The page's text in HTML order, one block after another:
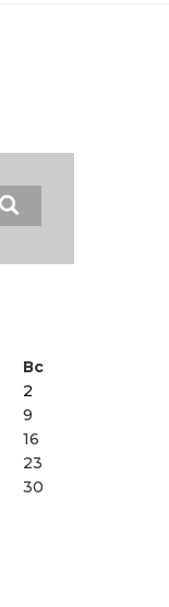
Вс
2
9
16
23
30